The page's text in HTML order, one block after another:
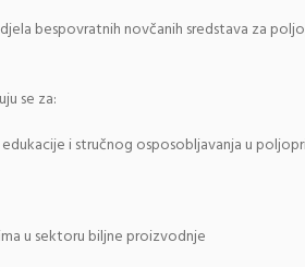
bespovratnih novčanih sredstava za
se za:
i stručnog osposobljavanja u
u sektoru biljne proizvodnje